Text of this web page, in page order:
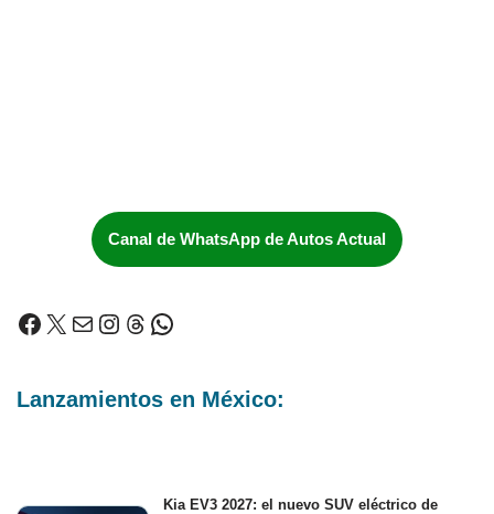
Canal de WhatsApp de Autos Actual
Lanzamientos en México:
Kia EV3 2027: el nuevo SUV eléctrico de